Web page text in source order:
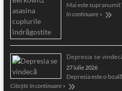
Mai este supranumit
în continuare »
Depresia se
27 iulie 2026
Depresia este o
Citește în continuare »